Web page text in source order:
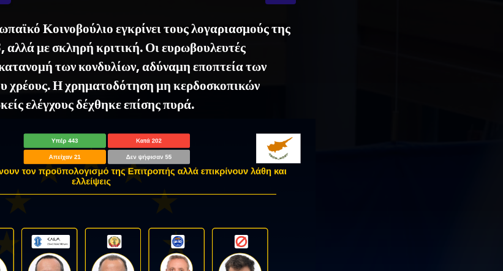
Κοινοβούλιο εγκρίνει τους λογαριασμούς της
με σκληρή κριτική. Οι ευρωβουλευτές
των κονδυλίων, αδύναμη εποπτεία των
χρέους. Η χρηματοδότηση μη κερδοσκοπικών
ελέγχους δέχθηκε επίσης πυρά.